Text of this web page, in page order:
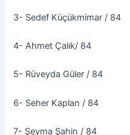
3- Sedef Küçükmimar / 84
4- Ahmet Çalık/ 84
5- Rüveyda Güler / 84
6- Seher Kaplan / 84
7- Şeyma Şahin / 84